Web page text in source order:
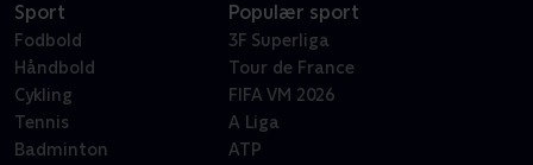
Sport
Fodbold
Håndbold
Cykling
Tennis
Badminton
Populær sport
3F Superliga
Tour de France
FIFA VM 2026
A Liga
ATP